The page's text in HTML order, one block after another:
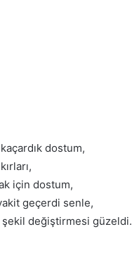
dostum,
için dostum,
geçerdi senle,
şekil değiştirmesi güzeldi.